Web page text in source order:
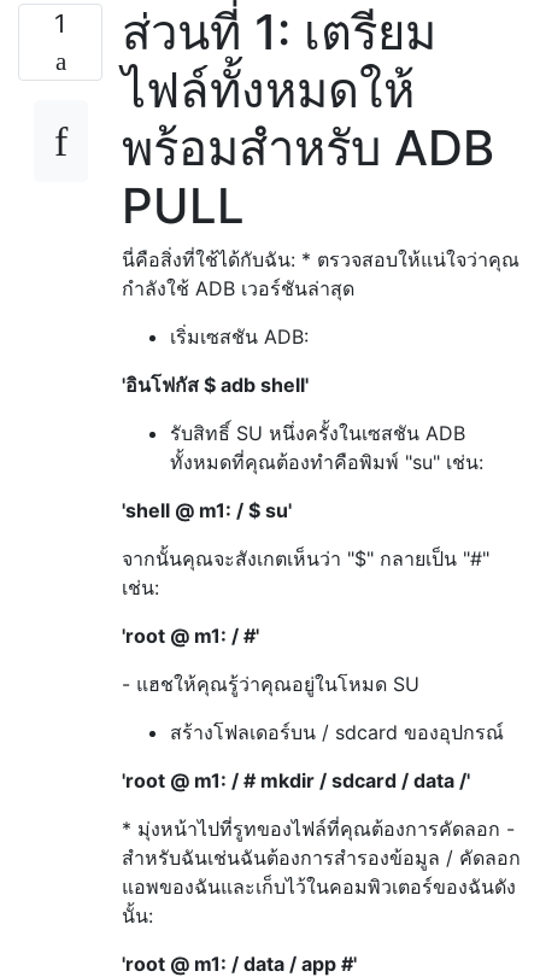
1
ส่วนที่ 1: เตรียม
ไฟล์ทั้งหมดให้
พร้อมสำหรับ ADB
PULL
นี่คือสิ่งที่ใช้ได้กับฉัน: * ตรวจสอบให้แน่ใจว่าคุณ
กำลังใช้ ADB เวอร์ชันล่าสุด
เริ่มเซสชัน ADB:
'อินโฟกัส $ adb shell'
รับสิทธิ์ SU หนึ่งครั้งในเซสชัน ADB
ทั้งหมดที่คุณต้องทำคือพิมพ์ "su" เช่น:
'shell @ m1: / $ su'
จากนั้นคุณจะสังเกตเห็นว่า "$" กลายเป็น "#"
เช่น:
'root @ m1: / #'
- แฮชให้คุณรู้ว่าคุณอยู่ในโหมด SU
สร้างโฟลเดอร์บน / sdcard ของอุปกรณ์
'root @ m1: / # mkdir / sdcard / data /'
* มุ่งหน้าไปที่รูทของไฟล์ที่คุณต้องการคัดลอก -
สำหรับฉันเช่นฉันต้องการสำรองข้อมูล / คัดลอก
แอพของฉันและเก็บไว้ในคอมพิวเตอร์ของฉันดัง
นั้น:
'root @ m1: / data / app #'